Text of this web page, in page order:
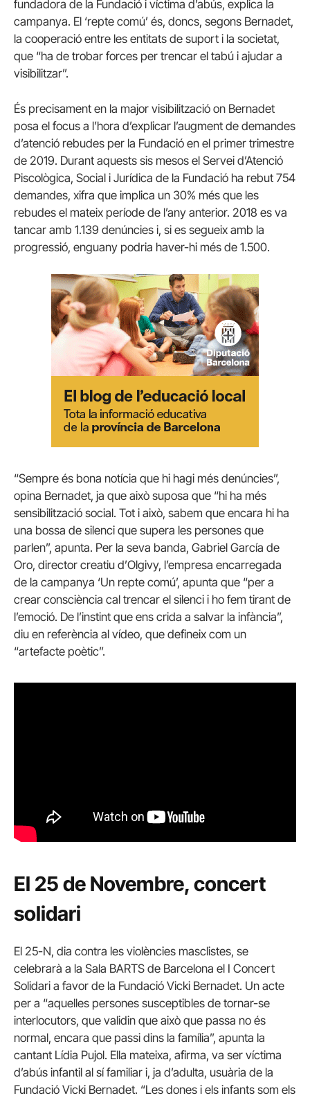
fundadora de la Fundació i víctima d’abús, explica la
campanya. El ‘repte comú’ és, doncs, segons Bernadet,
la cooperació entre les entitats de suport i la societat,
que “ha de trobar forces per trencar el tabú i ajudar a
visibilitzar”.
És precisament en la major visibilització on Bernadet
posa el focus a l’hora d’explicar l’augment de demandes
d’atenció rebudes per la Fundació en el primer trimestre
de 2019. Durant aquests sis mesos el Servei d’Atenció
Piscològica, Social i Jurídica de la Fundació ha rebut 754
demandes, xifra que implica un 30% més que les
rebudes el mateix període de l’any anterior. 2018 es va
tancar amb 1.139 denúncies i, si es segueix amb la
progressió, enguany podria haver-hi més de 1.500.
“Sempre és bona notícia que hi hagi més denúncies”,
opina Bernadet, ja que això suposa que “hi ha més
sensibilització social. Tot i això, sabem que encara hi ha
una bossa de silenci que supera les persones que
parlen”, apunta. Per la seva banda, Gabriel García de
Oro, director creatiu d’Olgivy, l’empresa encarregada
de la campanya ‘Un repte comú’, apunta que “per a
crear consciència cal trencar el silenci i ho fem tirant de
l’emoció. De l’instint que ens crida a salvar la infància”,
diu en referència al vídeo, que defineix com un
“artefacte poètic”.
El 25 de Novembre, concert
solidari
El 25-N, dia contra les violències masclistes, se
celebrarà a la Sala BARTS de Barcelona el I Concert
Solidari a favor de la Fundació Vicki Bernadet. Un acte
per a “aquelles persones susceptibles de tornar-se
interlocutors, que validin que això que passa no és
normal, encara que passi dins la família”, apunta la
cantant Lídia Pujol. Ella mateixa, afirma, va ser víctima
d’abús infantil al sí familiar i, ja d’adulta, usuària de la
Fundació Vicki Bernadet. “Les dones i els infants som els